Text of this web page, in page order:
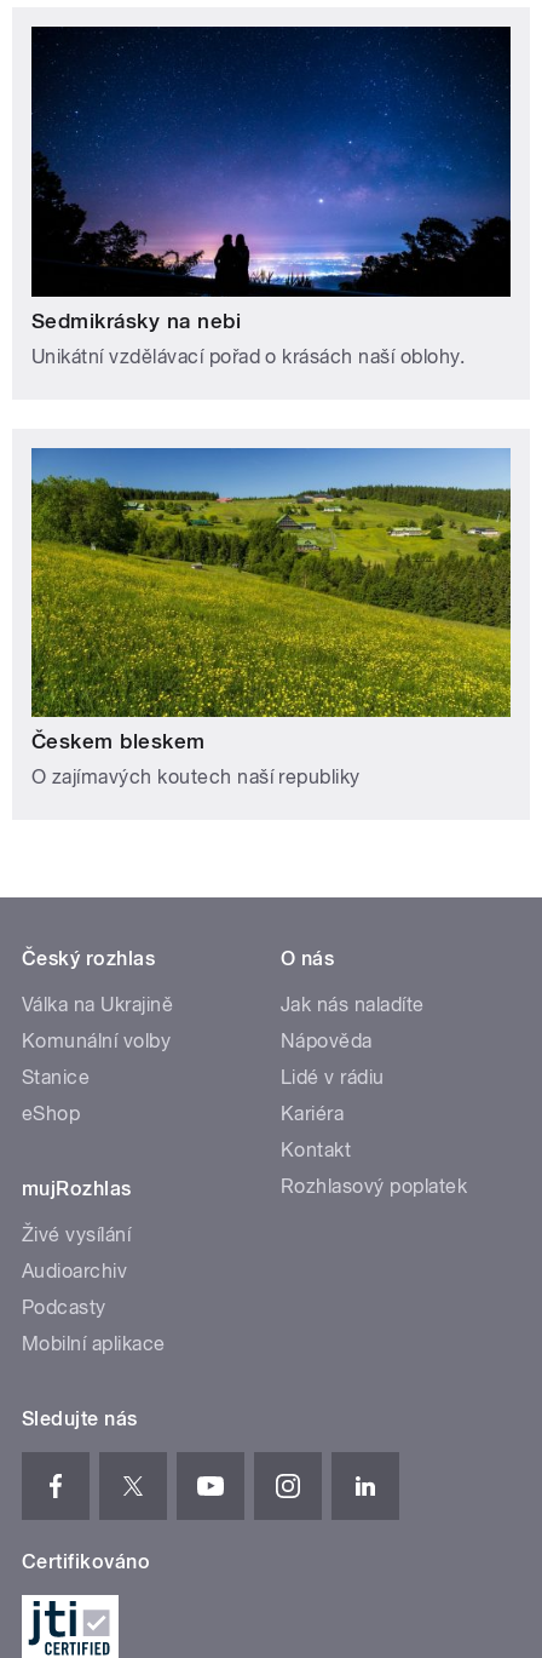
Sedmikrásky na nebi
Unikátní vzdělávací pořad o krásách naší oblohy.
Českem bleskem
O zajímavých koutech naší republiky
Český rozhlas
Válka na Ukrajině
Komunální volby
Stanice
eShop
mujRozhlas
Živé vysílání
Audioarchiv
Podcasty
Mobilní aplikace
O nás
Jak nás naladíte
Nápověda
Lidé v rádiu
Kariéra
Kontakt
Rozhlasový poplatek
Sledujte nás
Certifikováno